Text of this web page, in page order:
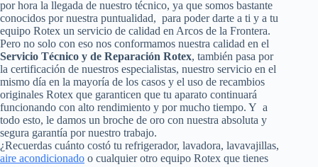
por hora la llegada de nuestro técnico, ya que somos bastante
conocidos por nuestra puntualidad, para poder darte a ti y a tu
equipo Rotex un servicio de calidad en Arcos de la Frontera.
Pero no solo con eso nos conformamos nuestra calidad en el
Servicio Técnico y de Reparación Rotex, también pasa por
la certificación de nuestros especialistas, nuestro servicio en el
mismo día en la mayoría de los casos y el uso de recambios
originales Rotex que garanticen que tu aparato continuará
funcionando con alto rendimiento y por mucho tiempo. Y a
todo esto, le damos un broche de oro con nuestra absoluta y
segura garantía por nuestro trabajo.
¿Recuerdas cuánto costó tu refrigerador, lavadora, lavavajillas,
aire acondicionado o cualquier otro equipo Rotex que tienes